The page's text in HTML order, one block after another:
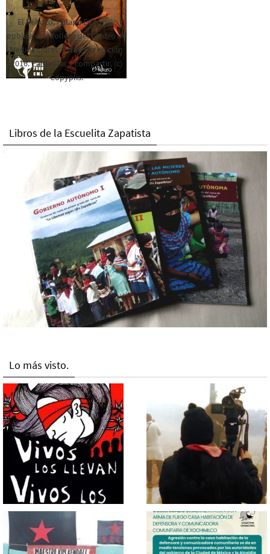
El Rebozo, Palapa Editorial,
publica este folleto del Centro de
Medios Libres. Esta es la edición
2016. Para rolar y compartir. (c)
Copyplis.
Libros de la Escuelita Zapatista
Lo más visto.